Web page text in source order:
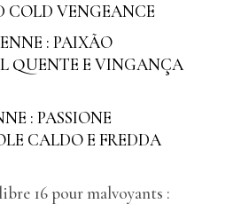
COLD VENGEANCE
: PAIXÃO
QUENTE E VINGANÇA
: PASSIONE
CALDO E FREDDA
16 pour malvoyants :